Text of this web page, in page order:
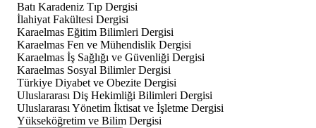
Batı Karadeniz Tıp Dergisi
İlahiyat Fakültesi Dergisi
Karaelmas Eğitim Bilimleri Dergisi
Karaelmas Fen ve Mühendislik Dergisi
Karaelmas İş Sağlığı ve Güvenliği Dergisi
Karaelmas Sosyal Bilimler Dergisi
Türkiye Diyabet ve Obezite Dergisi
Uluslararası Diş Hekimliği Bilimleri Dergisi
Uluslararası Yönetim İktisat ve İşletme Dergisi
Yükseköğretim ve Bilim Dergisi